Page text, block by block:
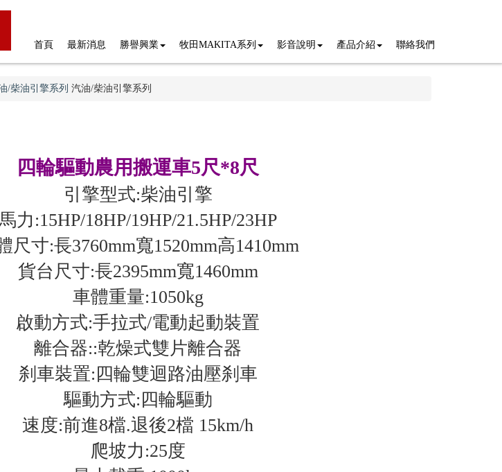
首頁 最新消息 勝譽興業 牧田MAKITA系列 影音說明 產品介紹 聯絡我們
/柴油引擎系列 汽油/柴油引擎系列
四輪驅動農用搬運車5尺*8尺
引擎型式:柴油引擎
力:15HP/18HP/19HP/21.5HP/23HP
尺寸:長3760mm寬1520mm高1410mm
貨台尺寸:長2395mm寬1460mm
車體重量:1050kg
啟動方式:手拉式/電動起動裝置
離合器::乾燥式雙片離合器
刹車裝置:四輪雙迴路油壓刹車
驅動方式:四輪驅動
速度:前進8檔.退後2檔 15km/h
爬坡力:25度